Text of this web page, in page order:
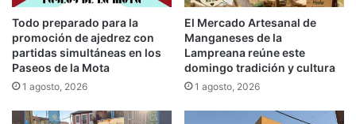
Todo preparado para la
promoción de ajedrez con
partidas simultáneas en los
Paseos de la Mota
1 agosto, 2026
El Mercado Artesanal de
Manganeses de la
Lampreana reúne este
domingo tradición y cultura
1 agosto, 2026